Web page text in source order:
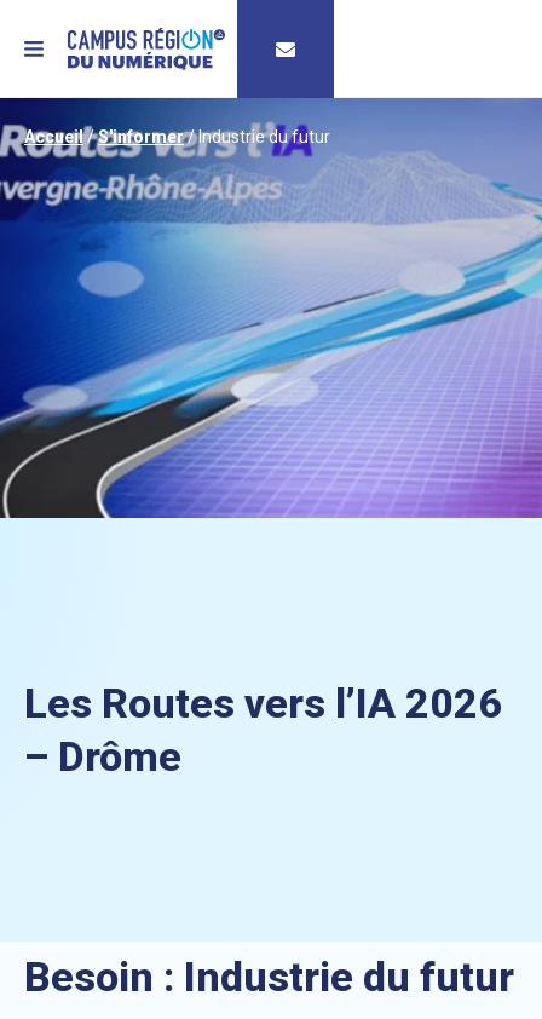
MENU
Accueil/S'informer/Industrie du futur
Les Routes vers l’IA 2026
– Drôme
Besoin : Industrie du futur